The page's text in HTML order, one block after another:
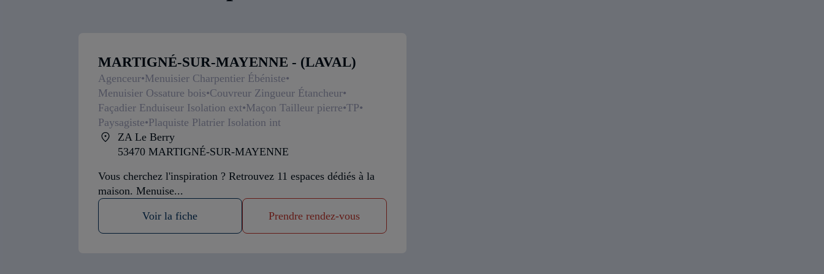
MARTIGNÉ-SUR-MAYENNE - (LAVAL)
Agenceur Menuisier Charpentier Ébéniste
Menuisier Ossature bois Couvreur Zingueur Étancheur
Façadier Enduiseur Isolation ext Maçon Tailleur pierre TP
Paysagiste Plaquiste Platrier Isolation int
ZA Le Berry
53470 MARTIGNÉ-SUR-MAYENNE
Vous cherchez l'inspiration ? Retrouvez 11 espaces dédiés à la
maison. Menuise...
Voir la fiche Prendre rendez-vous